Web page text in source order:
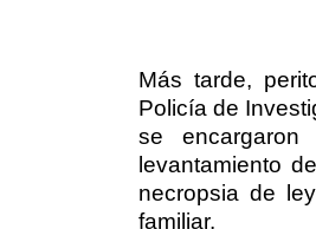
Más tarde,
Policía de
se
levantamiento
necropsia de
familiar.